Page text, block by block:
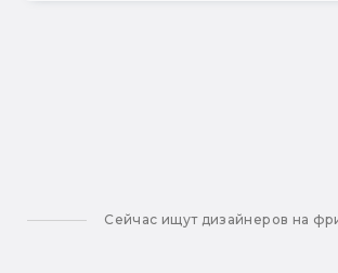
Сейчас ищут дизайнеров на